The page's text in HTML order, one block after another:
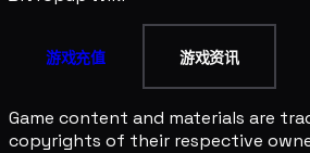
游戏充值 游戏资讯
Game content and materials are
copyrights of their respective